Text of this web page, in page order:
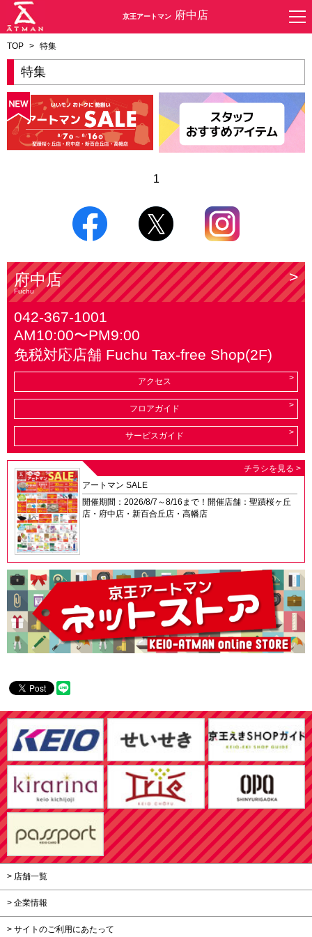
京王アートマン 府中店
TOP > 特集
特集
1
府中店
Fuchu
042-367-1001
AM10:00〜PM9:00
免税対応店舗 Fuchu Tax-free Shop(2F)
アクセス
フロアガイド
サービスガイド
チラシを見る >
アートマン SALE
開催期間：2026/8/7～8/16まで！開催店舗：聖蹟桜ヶ丘
店・府中店・新百合丘店・高幡店
> 店舗一覧
> 企業情報
> サイトのご利用にあたって